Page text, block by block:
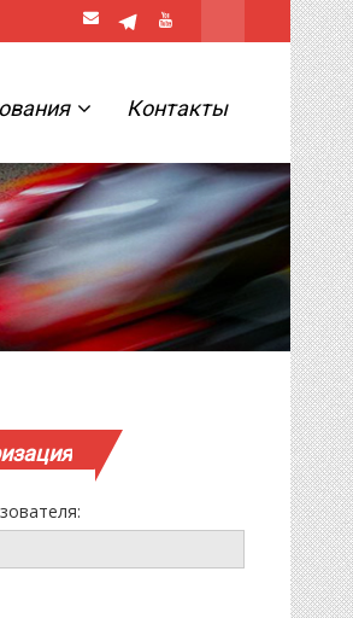
Контакты